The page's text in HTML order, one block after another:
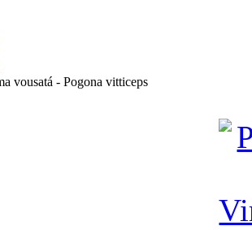
vousatá - Pogona vitticeps